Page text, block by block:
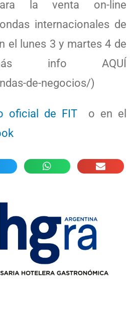
la venta on-line
internacionales de
el lunes 3 y martes 4 de
info AQUÍ
de-negocios/)
oficial de FIT o en el